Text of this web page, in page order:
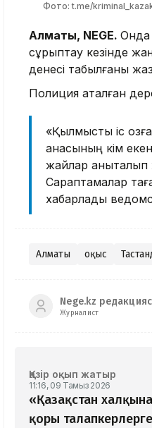
Фото: t.me/
Алматы, NEGE. Онда
сұрыптау кезінде
денесі табылғаны
Полиция аталған
«Қылмыстық іс
анасының кім
жайлар
Сараптамалар
хабарлады
Алматы Қоқыс
Nege.kz
Журналист
Қазір оқып жатыр
11:16, 09 Тамыз 2026
«Қазақстан
қоры